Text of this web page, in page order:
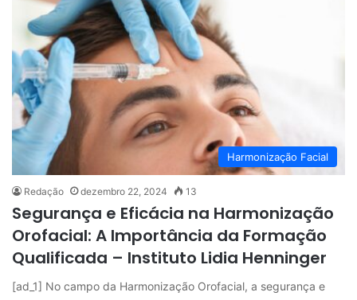
Harmonização Facial
Redação dezembro 22, 2024 13
Segurança e Eficácia na Harmonização
Orofacial: A Importância da Formação
Qualificada – Instituto Lidia Henninger
[ad_1] No campo da Harmonização Orofacial, a segurança e